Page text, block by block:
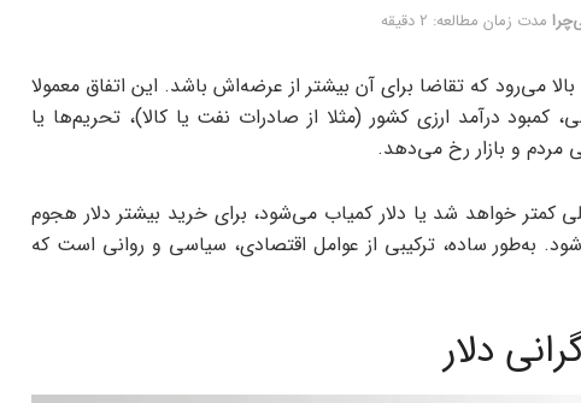
مدت زمان مطالعه: 2 دقیقه
می‌رود که تقاضا برای آن بیشتر از عرضه‌اش باشد. این اتفاق معمولا
کمبود درآمد ارزی کشور (مثلا از صادرات نفت یا کالا)، تحریم‌ها یا
مردم و بازار رخ می‌دهد.
کمتر خواهد شد یا دلار کمیاب می‌شود، برای خرید بیشتر دلار هجوم
به‌طور ساده، ترکیبی از عوامل اقتصادی، سیاسی و روانی است که
دلار